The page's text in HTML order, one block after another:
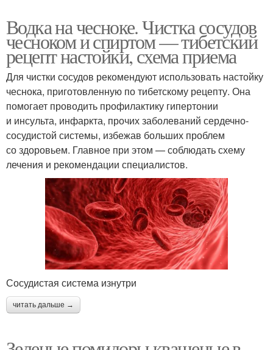
Водка на чесноке. Чистка сосудов
чесноком и спиртом — тибетский
рецепт настойки, схема приема
Для чистки сосудов рекомендуют использовать настойку
чеснока, приготовленную по тибетскому рецепту. Она
помогает проводить профилактику гипертонии
и инсульта, инфаркта, прочих заболеваний сердечно-
сосудистой системы, избежав больших проблем
со здоровьем. Главное при этом — соблюдать схему
лечения и рекомендации специалистов.
Сосудистая система изнутри
читать дальше →